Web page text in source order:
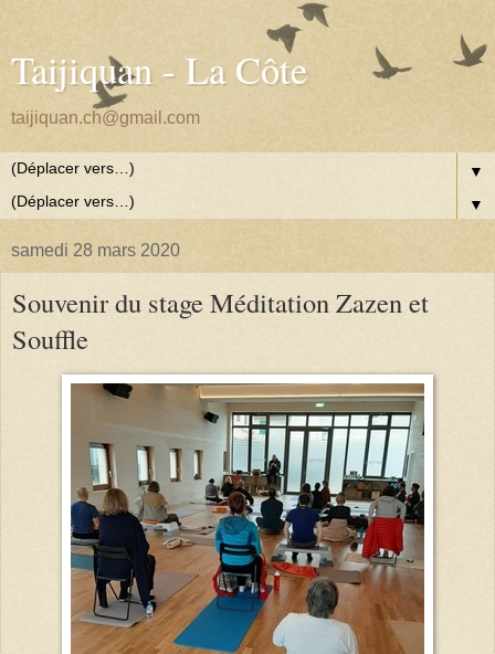
Taijiquan - La Côte
taijiquan.ch@gmail.com
▼
▼
samedi 28 mars 2020
Souvenir du stage Méditation Zazen et
Souffle